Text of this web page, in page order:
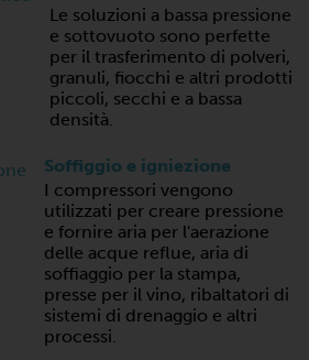
Le soluzioni a bassa pressione
e sottovuoto sono perfette
per il trasferimento di polveri,
granuli, fiocchi e altri prodotti
piccoli, secchi e a bassa
densità.
Soffiggio e igniezione
I compressori vengono
utilizzati per creare pressione
e fornire aria per l'aerazione
delle acque reflue, aria di
soffiaggio per la stampa,
presse per il vino, ribaltatori di
sistemi di drenaggio e altri
processi.